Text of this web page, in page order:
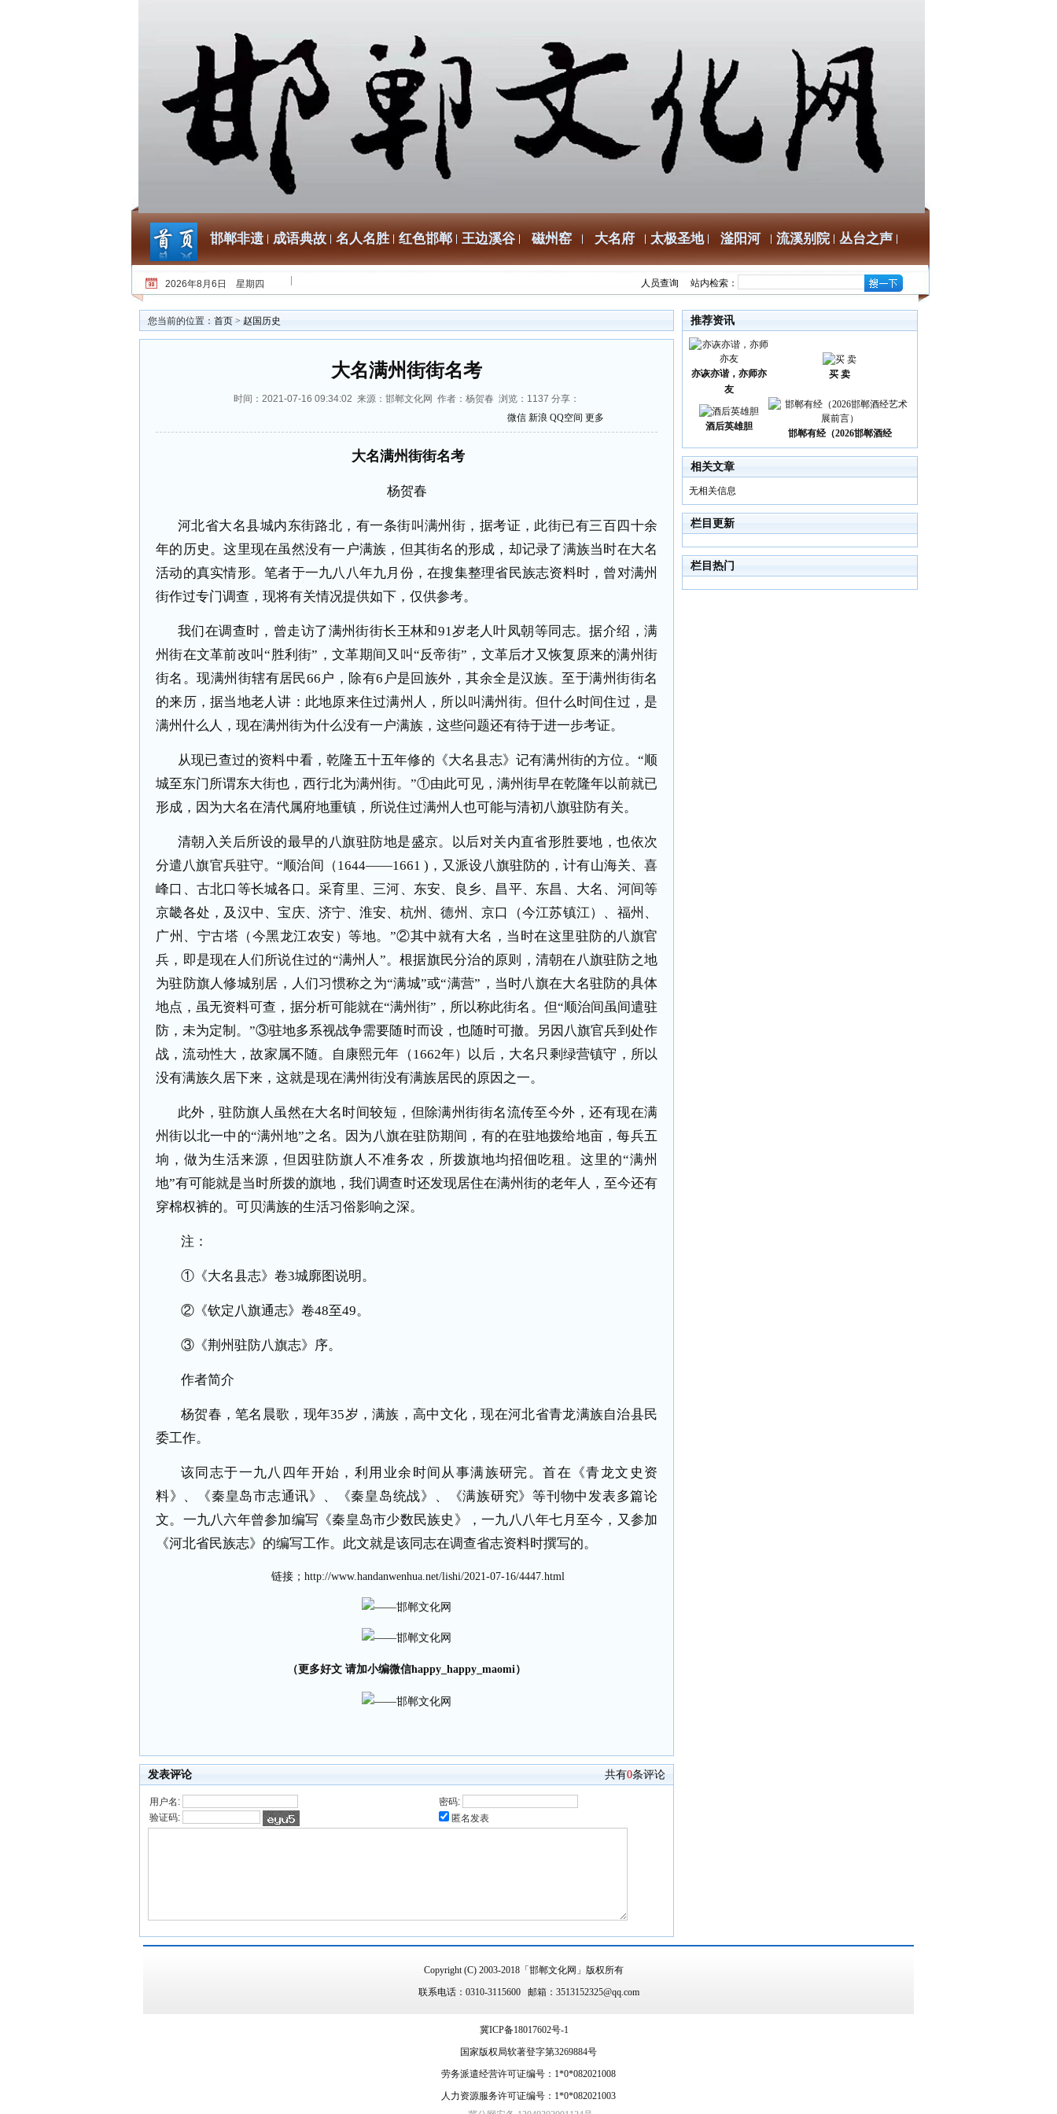
邯郸非遗 成语典故 名人名胜 红色邯郸 王边溪谷 磁州窑 大名府 太极圣地 滏阳河 流溪别院 丛台之声
2026年8月6日 星期四 人员查询 站内检索：
您当前的位置： 首页 > 赵国历史
大名满州街街名考
时间：2021-07-16 09:34:02 来源：邯郸文化网 作者：杨贺春 浏览： 1137 分享：
微信 新浪 QQ空间 更多
大名满州街街名考
杨贺春
河北省大名县城内东街路北，有一条街叫满州街，据考证，此街已有三百四十余
年的历史。这里现在虽然没有一户满族，但其街名的形成，却记录了满族当时在大名
活动的真实情形。笔者于一九八八年九月份，在搜集整理省民族志资料时，曾对满州
街作过专门调查，现将有关情况提供如下，仅供参考。
我们在调查时，曾走访了满州街街长王林和91岁老人叶凤朝等同志。据介绍，满
州街在文革前改叫“胜利街”，文革期间又叫“反帝街”，文革后才又恢复原来的满州街
街名。现满州街辖有居民66 户，除有6 户是回族外，其余全是汉族。至于满州街街名
的来历，据当地老人讲：此地原来住过满州人，所以叫满州街。但什么时间住过，是
满州什么人，现在满州街为什么没有一户满族，这些问题还有待于进一步考证。
从现已查过的资料中看，乾隆五十五年修的《大名县志》记有满州街的方位。“顺
城至东门所谓东大街也，西行北为满州街。”①由此可见，满州街早在乾隆年以前就已
形成，因为大名在清代属府地重镇，所说住过满州人也可能与清初八旗驻防有关。
清朝入关后所设的最早的八旗驻防地是盛京。以后对关内直省形胜要地，也依次
分遣八旗官兵驻守。“顺治间（1644——1661 ) ，又派设八旗驻防的，计有山海关、喜
峰口、古北口等长城各口。采育里、三河、东安、良乡、昌平、东昌、大名、河间等
京畿各处，及汉中、宝庆、济宁、淮安、杭州、德州、京口（今江苏镇江）、福州、
广州、宁古塔（今黑龙江农安）等地。”②其中就有大名，当时在这里驻防的八旗官
兵，即是现在人们所说住过的“满州人”。根据旗民分治的原则，清朝在八旗驻防之地
为驻防旗人修城别居，人们习惯称之为“满城”或“满营”，当时八旗在大名驻防的具体
地点，虽无资料可查，据分析可能就在“满州街”，所以称此街名。但“顺治间虽间遣驻
防，未为定制。”③驻地多系视战争需要随时而设，也随时可撤。另因八旗官兵到处作
战，流动性大，故家属不随。自康熙元年（1662年）以后，大名只剩绿营镇守，所以
没有满族久居下来，这就是现在满州街没有满族居民的原因之一。
此外，驻防旗人虽然在大名时间较短，但除满州街街名流传至今外，还有现在满
州街以北一中的“满州地”之名。因为八旗在驻防期间，有的在驻地拨给地亩，每兵五
垧，做为生活来源，但因驻防旗人不准务农，所拨旗地均招佃吃租。这里的“满州
地”有可能就是当时所拨的旗地，我们调查时还发现居住在满州街的老年人，至今还有
穿棉权裤的。可贝满族的生活习俗影响之深。
注：
①《大名县志》卷3城廓图说明。
②《钦定八旗通志》卷48至49。
③《荆州驻防八旗志》序。
作者简介
杨贺春，笔名晨歌，现年35岁，满族，高中文化，现在河北省青龙满族自治县民
委工作。
该同志于一九八四年开始，利用业余时间从事满族研完。首在《青龙文史资
料》、《秦皇岛市志通讯》、《秦皇岛统战》、《满族研究》等刊物中发表多篇论
文。一九八六年曾参加编写《秦皇岛市少数民族史》，一九八八年七月至今，又参加
《河北省民族志》的编写工作。此文就是该同志在调查省志资料时撰写的。
链接； http://www.handanwenhua.net/lishi/2021-07-16/4447.html
（更多好文 请加小编微信happy_happy_maomi）
发表评论 共有0条评论
用户名:
密码:
验证码:
匿名发表
推荐资讯
亦诙亦谐，亦师亦
友
买 卖
酒后英雄胆
邯郸有经（2026邯郸酒经
相关文章
无相关信息
栏目更新
栏目热门
Copyright (C) 2003-2018「邯郸文化网」版权所有
联系电话：0310-3115600 邮箱：3513152325@qq.com
冀ICP备18017602号-1
国家版权局软著登字第3269884号
劳务派遣经营许可证编号：1*0*082021008
人力资源服务许可证编号：1*0*082021003